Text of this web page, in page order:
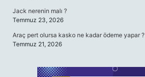
Jack nerenin malı ?
Temmuz 23, 2026
Araç pert olursa kasko ne kadar ödeme yapar ?
Temmuz 21, 2026